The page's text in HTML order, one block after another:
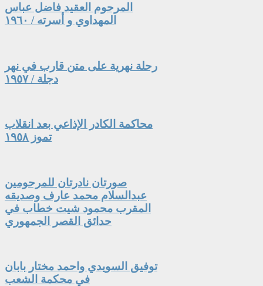
المرحوم العقيد فاضل عباس
المهداوي و أسرته / ١٩٦٠
رحلة نهرية على متن قارب في نهر
دجلة / ١٩٥٧
محاكمة الكادر الإذاعي بعد انقلاب
تموز ١٩٥٨
صورتان نادرتان للمرحومين
عبدالسلام محمد عارف وصديقه
المقرب محمود شيت خطاب في
حدائق القصر الجمهوري
توفيق السويدي واحمد مختار بابان
في محكمة الشعب